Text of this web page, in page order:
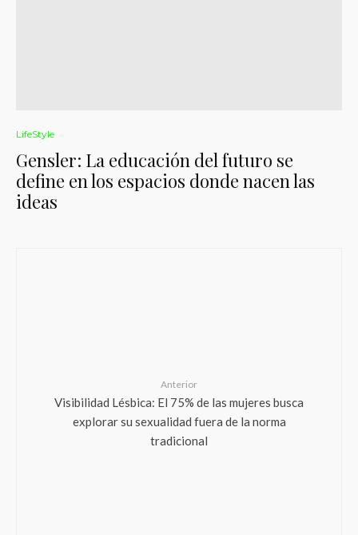
LifeStyle
Gensler: La educación del futuro se
define en los espacios donde nacen las
ideas
Anterior
Visibilidad Lésbica: El 75% de las mujeres busca
explorar su sexualidad fuera de la norma
tradicional